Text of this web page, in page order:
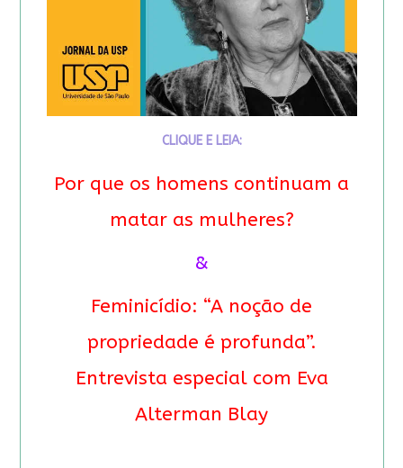
CLIQUE E LEIA:
Por que os homens continuam a
matar as mulheres?
&
Feminicídio: “A noção de
propriedade é profunda”.
Entrevista especial com Eva
Alterman Blay